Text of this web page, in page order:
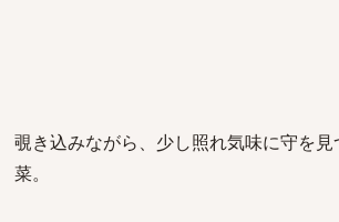
覗き込みながら、少し照れ気味に守を
菜。